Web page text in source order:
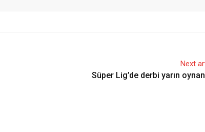
Next
Süper Lig’de derbi yarın